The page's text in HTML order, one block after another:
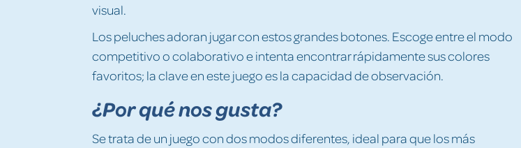
visual.
Los peluches adoran jugar con estos grandes botones. Escoge entre el modo
competitivo o colaborativo e intenta encontrar rápidamente sus colores
favoritos; la clave en este juego es la capacidad de observación.
¿Por qué nos gusta?
Se trata de un juego con dos modos diferentes, ideal para que los más